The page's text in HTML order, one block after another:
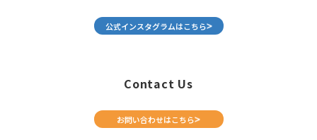
公式インスタグラムはこちら
Contact Us
お問い合わせはこちら